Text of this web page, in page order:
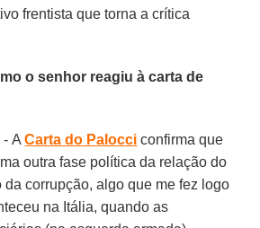
frentista que torna a crítica
o senhor reagiu à carta de
- ACarta do Palocci confirma que
outra fase política da relação do
da corrupção, algo que me fez logo
na Itália, quando as